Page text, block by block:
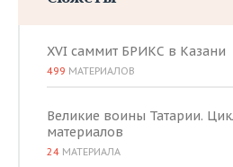
XVI саммит БРИКС в Казани
499 МАТЕРИАЛОВ
Великие воины Татарии.
материалов
24 МАТЕРИАЛА